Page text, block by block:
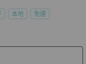
本地 免運